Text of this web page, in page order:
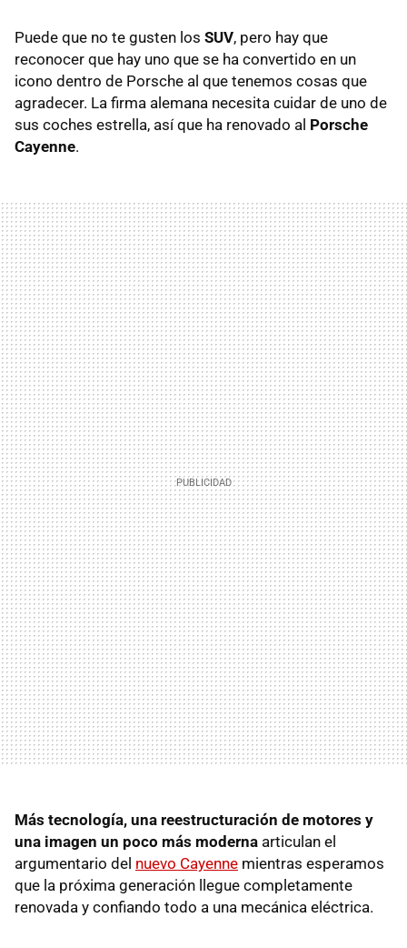
Puede que no te gusten los SUV, pero hay que
reconocer que hay uno que se ha convertido en un
icono dentro de Porsche al que tenemos cosas que
agradecer. La firma alemana necesita cuidar de uno de
sus coches estrella, así que ha renovado al Porsche
Cayenne.
Más tecnología, una reestructuración de motores y
una imagen un poco más moderna articulan el
argumentario del nuevo Cayenne mientras esperamos
que la próxima generación llegue completamente
renovada y confiando todo a una mecánica eléctrica.